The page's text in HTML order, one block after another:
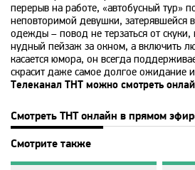
Discovery
Discovery science
Disney
перерыв на работе, «автобусный тур»
неповторимой девушки, затерявшейся
одежды – повод не терзаться от скуки,
нудный пейзаж за окном, а включить
касается юмора, он всегда
скрасит даже самое долгое ожидание
Телеканал ТНТ можно смотреть
Смотреть ТНТ онлайн в прямом
Смотрите также